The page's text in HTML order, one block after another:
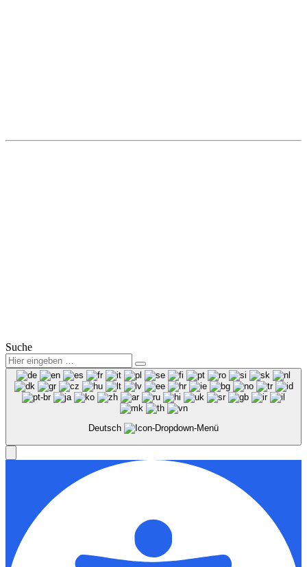
Suche
Deutsch